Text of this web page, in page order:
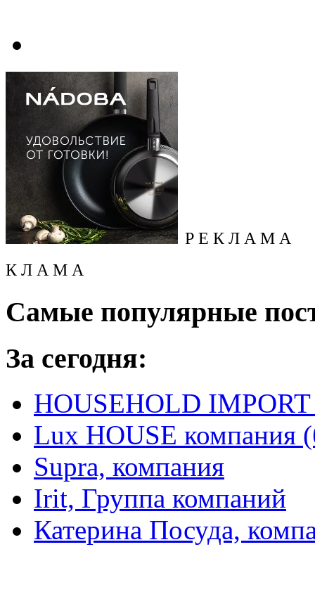
Р Е К Л А М А
К Л А М А
Самые популярные
За сегодня:
HOUSEHOLD
Lux HOUSE компания
Supra, компания
Irit, Группа компаний
Катерина Посуда,